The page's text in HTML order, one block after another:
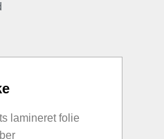
lamineret folie